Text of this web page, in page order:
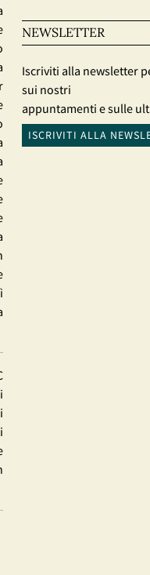
NEWSLETTER
Iscriviti alla newsletter
sui nostri
appuntamenti e sulle
ISCRIVITI ALLA